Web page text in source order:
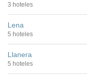
3 hoteles
Lena
5 hoteles
Llanera
5 hoteles